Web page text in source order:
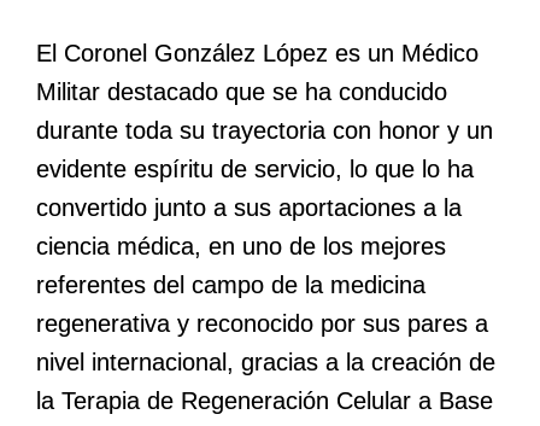
El Coronel González López es un Médico
Militar destacado que se ha conducido
durante toda su trayectoria con honor y un
evidente espíritu de servicio, lo que lo ha
convertido junto a sus aportaciones a la
ciencia médica, en uno de los mejores
referentes del campo de la medicina
regenerativa y reconocido por sus pares a
nivel internacional, gracias a la creación de
la Terapia de Regeneración Celular a Base